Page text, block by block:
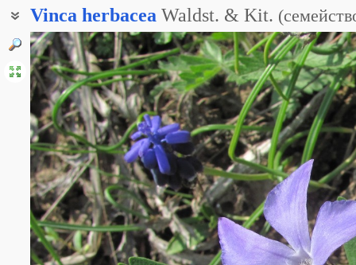
Vinca herbacea Waldst. & Kit. (
Барвинок травяной